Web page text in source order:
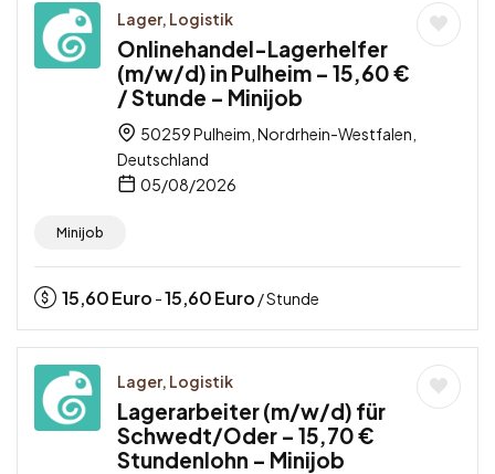
Lager, Logistik
Onlinehandel-Lagerhelfer
(m/w/d) in Pulheim – 15,60 €
/ Stunde – Minijob
50259 Pulheim, Nordrhein-Westfalen,
Deutschland
05/08/2026
Minijob
15,60Euro -15,60Euro / Stunde
Lager, Logistik
Lagerarbeiter (m/w/d) für
Schwedt/Oder – 15,70 €
Stundenlohn – Minijob